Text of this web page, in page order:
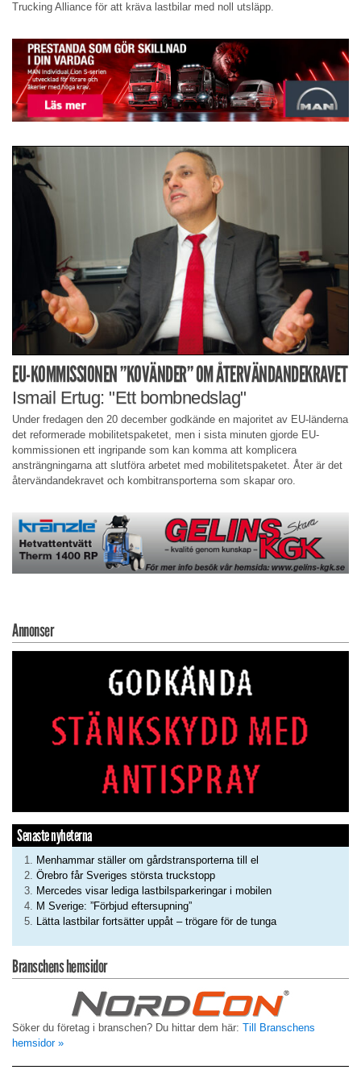
Trucking Alliance för att kräva lastbilar med noll utsläpp.
EU-KOMMISSIONEN ”KOVÄNDER” OM ÅTERVÄNDANDEKRAVET
Ismail Ertug: "Ett bombnedslag"
Under fredagen den 20 december godkände en majoritet av EU-länderna
det reformerade mobilitetspaketet, men i sista minuten gjorde EU-
kommissionen ett ingripande som kan komma att komplicera
ansträngningarna att slutföra arbetet med mobilitetspaketet. Åter är det
återvändandekravet och kombitransporterna som skapar oro.
Annonser
Senaste nyheterna
Menhammar ställer om gårdstransporterna till el
Örebro får Sveriges största truckstopp
Mercedes visar lediga lastbilsparkeringar i mobilen
M Sverige: ”Förbjud eftersupning”
Lätta lastbilar fortsätter uppåt – trögare för de tunga
Branschens hemsidor
Söker du företag i branschen? Du hittar dem här: Till Branschens
hemsidor »